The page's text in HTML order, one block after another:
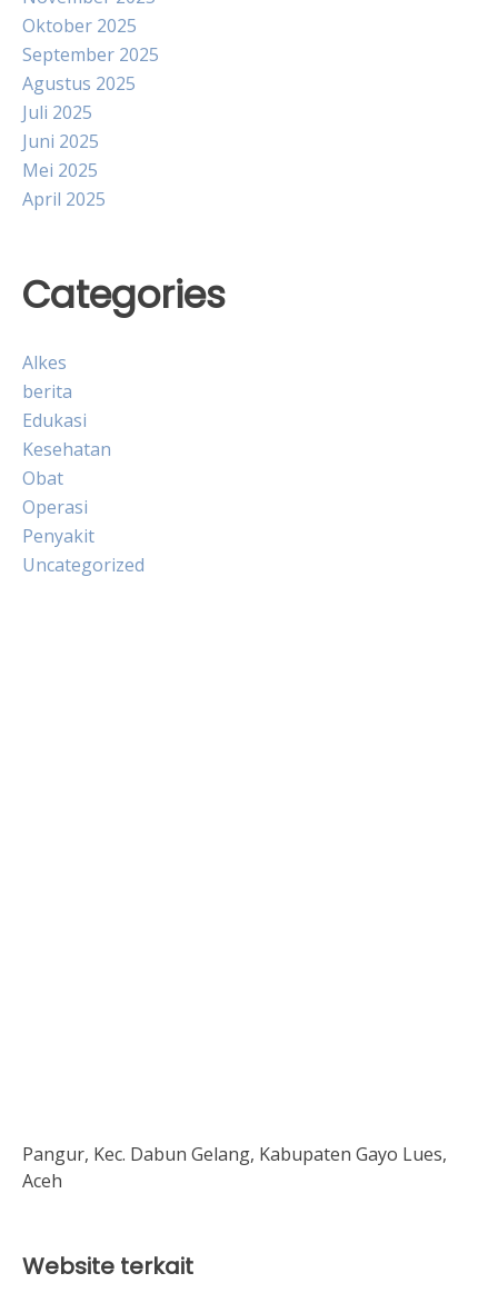
Oktober 2025
September 2025
Agustus 2025
Juli 2025
Juni 2025
Mei 2025
April 2025
Categories
Alkes
berita
Edukasi
Kesehatan
Obat
Operasi
Penyakit
Uncategorized
Pangur, Kec. Dabun Gelang, Kabupaten Gayo Lues,
Aceh
Website terkait